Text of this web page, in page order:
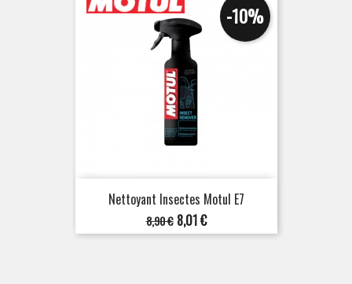
Nettoyant Insectes Motul E7
Prix
de
8,90 €
-10%
Prix
8,01 €